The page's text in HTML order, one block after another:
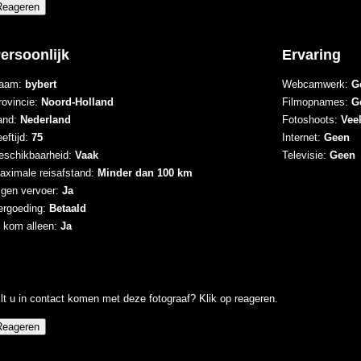
bybert
Noord-Holland
Nederland
75
Vaak
reisafstand: Minder dan 100 km
vervoer: Ja
Betaald
kom alleen: Ja
Ervaring
Webcamwerk:
Filmopnames:
Fotoshoots: Veel
Internet: Geen
Televisie: Geen
u in contact komen met deze fotograaf? Klik op reageren.